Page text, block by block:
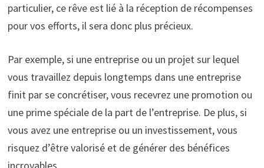
particulier, ce rêve est lié à la réception de récompenses
pour vos efforts, il sera donc plus précieux.
Par exemple, si une entreprise ou un projet sur lequel
vous travaillez depuis longtemps dans une entreprise
finit par se concrétiser, vous recevrez une promotion ou
une prime spéciale de la part de l’entreprise. De plus, si
vous avez une entreprise ou un investissement, vous
risquez d’être valorisé et de générer des bénéfices
incroyables.